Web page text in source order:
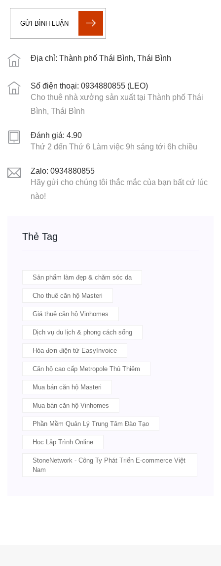
GỬI BÌNH LUẬN
Địa chỉ: Thành phố Thái Bình, Thái Bình
Số điện thoại: 0934880855 (LEO)
Cho thuê nhà xưởng sản xuất tại Thành phố Thái
Bình, Thái Bình
Đánh giá: 4.90
Thứ 2 đến Thứ 6 Làm việc 9h sáng tới 6h chiều
Zalo: 0934880855
Hãy gửi cho chúng tôi thắc mắc của bạn bất cứ lúc
nào!
Thẻ Tag
Sản phẩm làm đẹp & chăm sóc da
Cho thuê căn hộ Masteri
Giá thuê căn hộ Vinhomes
Dịch vụ du lịch & phong cách sống
Hóa đơn điện tử EasyInvoice
Căn hộ cao cấp Metropole Thủ Thiêm
Mua bán căn hộ Masteri
Mua bán căn hộ Vinhomes
Phần Mềm Quản Lý Trung Tâm Đào Tạo
Học Lập Trình Online
StoneNetwork - Công Ty Phát Triển E-commerce Việt
Nam